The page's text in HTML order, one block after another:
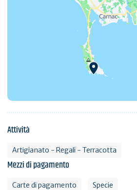
Attività
Artigianato - Regali - Terracotta
Mezzi di pagamento
Carte di pagamento Specie